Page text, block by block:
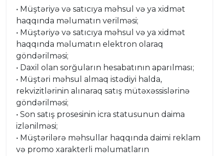
• Müştəriyə və satıcıya məhsul və ya xidmət
haqqında məlumatın verilməsi;
• Müştəriyə və satıcıya məhsul və ya xidmət
haqqında məlumatın elektron olaraq
göndərilməsi;
• Daxil olan sorğuların hesabatının aparılması;
• Müştəri məhsul almaq istədiyi halda,
rekvizitlərinin alınaraq satış mütəxəssislərinə
göndərilməsi;
• Son satış prosesinin icra statusunun daima
izlənilməsi;
• Müştərilərə məhsullar haqqında daimi reklam
və promo xarakterli məlumatların